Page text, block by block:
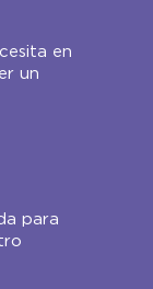
en
un
para